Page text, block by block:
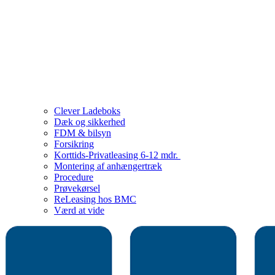
Clever Ladeboks
Dæk og sikkerhed
FDM & bilsyn
Forsikring
Korttids-Privatleasing 6-12 mdr.
Montering af anhængertræk
Procedure
Prøvekørsel
ReLeasing hos BMC
Værd at vide